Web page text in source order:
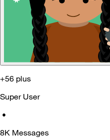
+56 plus
Super User
•
8K Messages